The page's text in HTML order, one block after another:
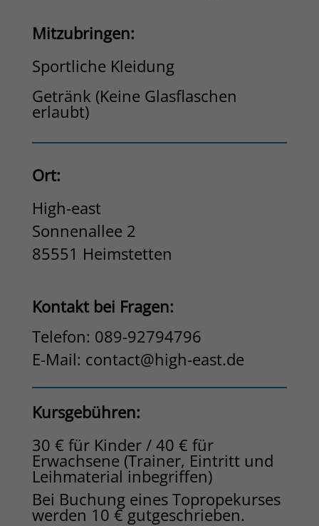
Mitzubringen:
Sportliche Kleidung
Getränk (Keine Glasflaschen
erlaubt)
Ort:
High-east
Sonnenallee 2
85551 Heimstetten
Kontakt bei Fragen:
Telefon: 089-92794796
E-Mail: contact@high-east.de
Kursgebühren:
30 € für Kinder / 40 € für
Erwachsene (Trainer, Eintritt und
Leihmaterial inbegriffen)
Bei Buchung eines Topropekurses
werden 10 € gutgeschrieben.